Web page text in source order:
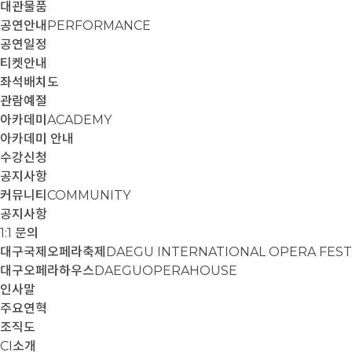
대관물품
공연안내 PERFORMANCE
공연일정
티켓안내
좌석배치도
관람예절
아카데미 ACADEMY
아카데미 안내
수강신청
공지사항
커뮤니티 COMMUNITY
공지사항
1:1 문의
대구국제오페라축제 DAEGU INTERNATIONAL OPERA
대구오페라하우스DAEGUOPERAHOUSE
인사말
주요연혁
조직도
CI소개